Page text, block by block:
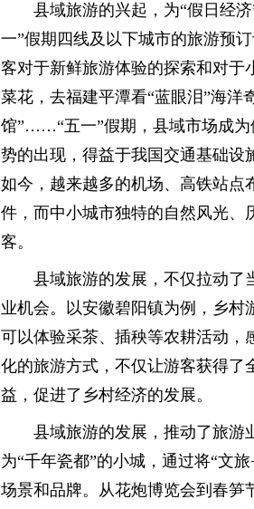
县域旅游的兴起，为“假日经
一”假期四线及以下城市的旅游预
客对于新鲜旅游体验的探索和对于
菜花，去福建平潭看“蓝眼泪”海洋
馆”……“五一”假期，县域市场成为
势的出现，得益于我国交通基础设
如今，越来越多的机场、高铁站点
件，而中小城市独特的自然风光、
客。
县域旅游的发展，不仅拉动了
业机会。以安徽碧阳镇为例，乡村
可以体验采茶、插秧等农耕活动，
化的旅游方式，不仅让游客获得了
益，促进了乡村经济的发展。
县域旅游的发展，推动了旅游
为“千年瓷都”的小城，通过将“文
场景和品牌。从花炮博览会到春笋